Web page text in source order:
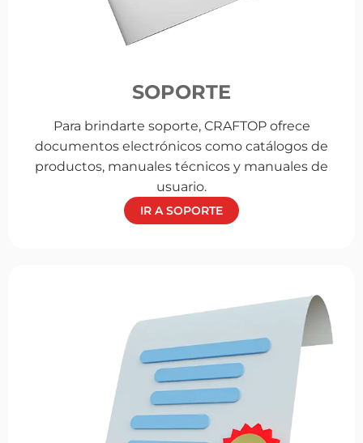
SOPORTE
Para brindarte soporte, CRAFTOP ofrece
documentos electrónicos como catálogos de
productos, manuales técnicos y manuales de
usuario.
IR A SOPORTE